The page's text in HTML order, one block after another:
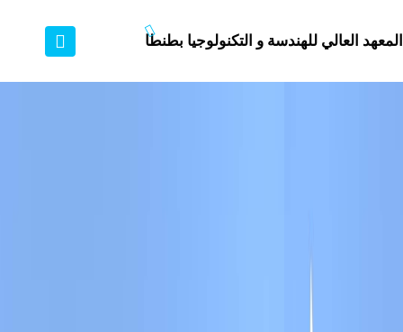
المعهد العالي للهندسة و التكنولوجيا بطنطا